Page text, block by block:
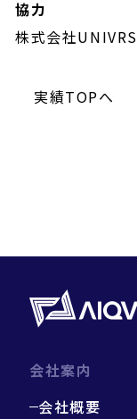
協力
株式会社UNIVRS
実績TOPへ
会社案内
会社概要